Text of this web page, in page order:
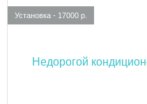
Установка - 17000 р.